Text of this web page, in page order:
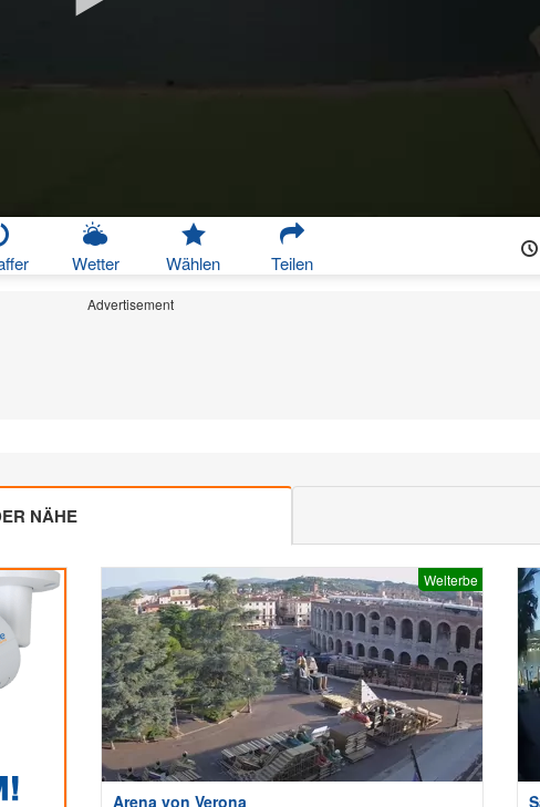
Wetter Wählen Teilen
Advertisement
NÄHE
Welterbe
Arena von Verona